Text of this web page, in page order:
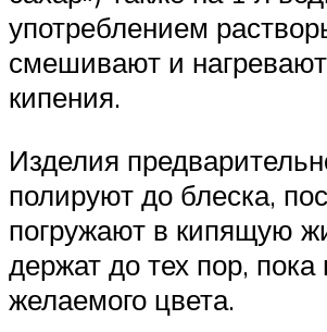
употреблением
смешивают и
кипения.
Изделия
полируют до блеска,
погружают в кипящую
держат до тех пор, пока
желаемого цвета.